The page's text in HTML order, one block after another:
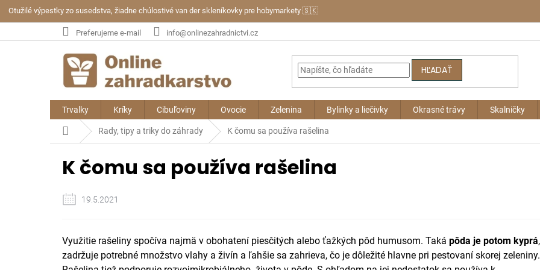
Otužilé výpestky zo susedstva, žiadne chúlostivé van der skleníkovky pre hobymarkety 🇸🇰
Preferujeme e-mail info@onlinezahradnictvi.cz
HĽADAŤ
Trvalky Kríky Cibuľoviny Ovocie Zelenina Bylinky a liečivky Okrasné trávy Skalničky
DomovRady, tipy a triky do záhrady K čomu sa používa rašelina
K čomu sa používa rašelina
19.5.2021
Využitie rašeliny spočíva najmä v obohatení piesčitých alebo ťažkých pôd humusom. Taká pôda je potom kyprá,
zadržuje potrebné množstvo vlahy a živín a ľahšie sa zahrieva, čo je dôležité hlavne pri pestovaní skorej zeleniny.